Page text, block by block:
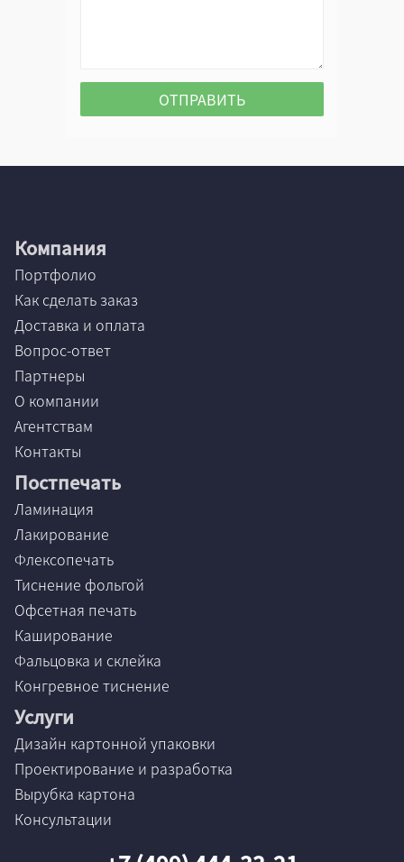
Компания
Портфолио
Как сделать заказ
Доставка и оплата
Вопрос-ответ
Партнеры
О компании
Агентствам
Контакты
Постпечать
Ламинация
Лакирование
Флексопечать
Тиснение фольгой
Офсетная печать
Каширование
Фальцовка и склейка
Конгревное тиснение
Услуги
Дизайн картонной упаковки
Проектирование и разработка
Вырубка картона
Консультации